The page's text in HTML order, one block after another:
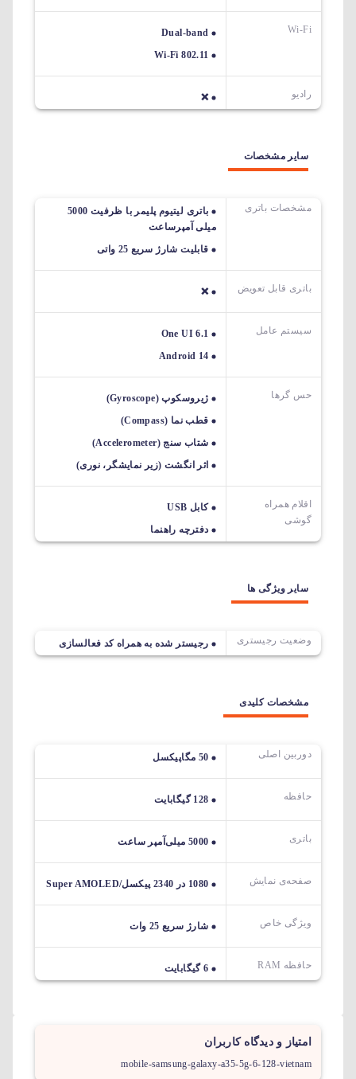
Wi-Fi
Dual-band
Wi-Fi 802.11
رادیو ❌
سایر مشخصات
مشخصات باتری
باتری لیتیوم پلیمر با ظرفیت 5000
میلی آمپرساعت
قابلیت شارژ سریع 25 واتی
باتری قابل تعویض ❌
سیستم عامل
One UI 6.1
Android 14
حس گرها
ژیروسکوپ (Gyroscope)
قطب نما (Compass)
شتاب سنج (Accelerometer)
اثر انگشت (زیر نمایشگر، نوری)
اقلام همراه
گوشی
کابل USB
دفترچه راهنما
سایر ویژگی ها
وضعیت رجیستری رجیستر شده به همراه کد فعالسازی
مشخصات کلیدی
دوربین اصلی 50 مگاپیکسل
حافظه 128 گیگابایت
باتری 5000 میلی‌آمپر ساعت
صفحه‌ی نمایش 1080 در 2340 پیکسل/Super AMOLED
ویژگی خاص شارژ سریع 25 وات
حافظه RAM 6 گیگابایت
امتیاز و دیدگاه کاربران
mobile-samsung-galaxy-a35-5g-6-128-vietnam